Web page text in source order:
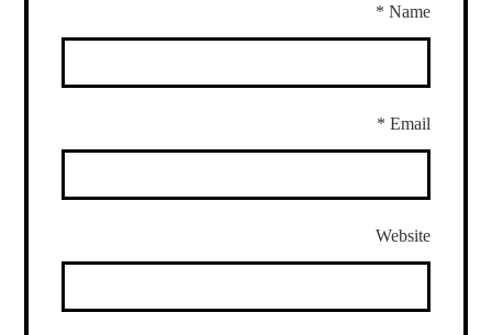
Name
*
Email
*
Website